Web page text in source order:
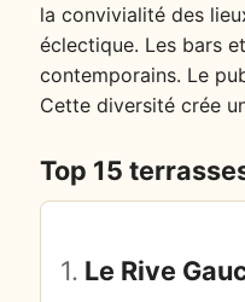
la convivialité des
éclectique. Les bars
contemporains. Le
Cette diversité crée
Top 15
1. Le Rive